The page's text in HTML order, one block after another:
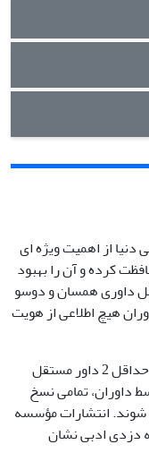
دنیا از اهمیت ویژه ای
کرده و آن را بهبود
داوری همسان و دوسو
هیچ اطلاعی از هویت
هر نسخه اولیه ارائه شده به انتشارات توسط حداقل 2 داور مستقل
داوران، تمامی نسخ
شوند. انتشارات مؤسسه
دزدی ادبی نشان